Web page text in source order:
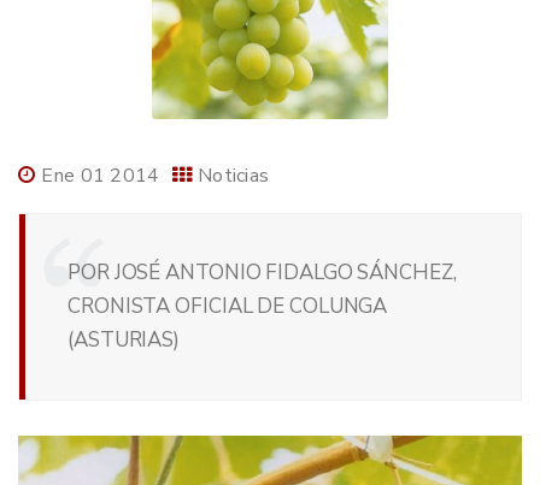
Ene 01 2014 Noticias
POR JOSÉ ANTONIO FIDALGO SÁNCHEZ,
CRONISTA OFICIAL DE COLUNGA
(ASTURIAS)